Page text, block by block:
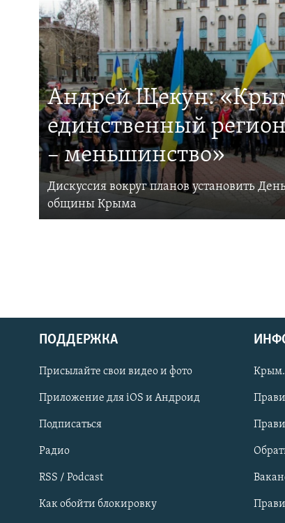
Українською
Qırımtatar
ПРИСОЕДИНЯЙТЕСЬ!
Андрей Щекун:
единственный
– меньшинство»
Дискуссия вокруг планов установить
общины Крыма
ПОДДЕРЖКА
Присылайте свои видео и фото
Приложение для iOS и Андроид
Подписаться
Радио
RSS / Podcast
Как обойти блокировку